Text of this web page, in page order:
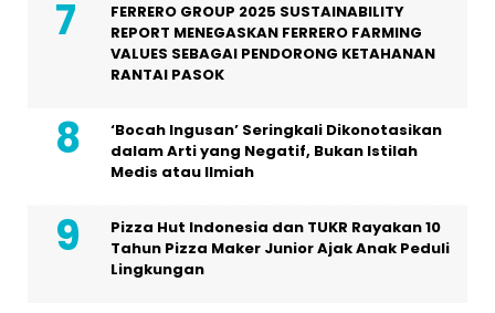
FERRERO GROUP 2025 SUSTAINABILITY
REPORT MENEGASKAN FERRERO FARMING
VALUES SEBAGAI PENDORONG KETAHANAN
RANTAI PASOK
‘Bocah Ingusan’ Seringkali Dikonotasikan
dalam Arti yang Negatif, Bukan Istilah
Medis atau Ilmiah
Pizza Hut Indonesia dan TUKR Rayakan 10
Tahun Pizza Maker Junior Ajak Anak Peduli
Lingkungan